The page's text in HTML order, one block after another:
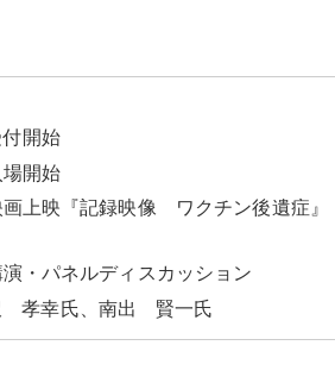
開始
開始
上映『記録映像 ワクチン後遺症』
・パネルディスカッション
孝幸氏、南出 賢一氏